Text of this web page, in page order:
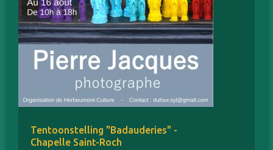
Tentoonstelling "Badauderies" -
Chapelle Saint-Roch